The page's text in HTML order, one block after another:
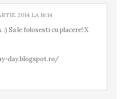
2014 LA 16:14
:) Sa le folosesti cu placere!:X
day.blogspot.ro/